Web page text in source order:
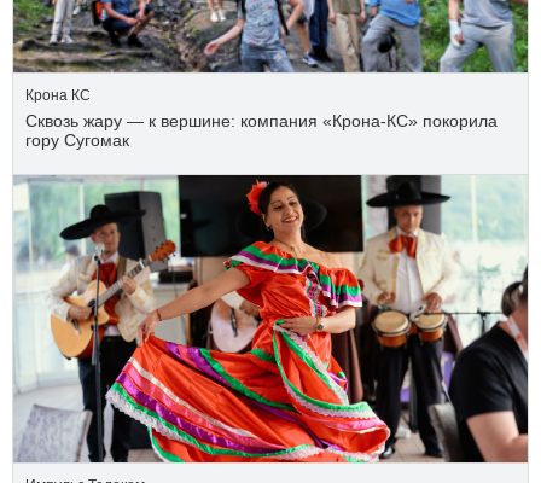
Крона КС
Сквозь жару — к вершине: компания «Крона‑КС» покорила
гору Сугомак